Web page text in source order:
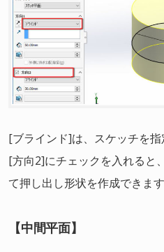
[ブラインド]は、スケッチを指
[方向2]にチェックを入れると
て押し出し形状を作成できます
【中間平面】